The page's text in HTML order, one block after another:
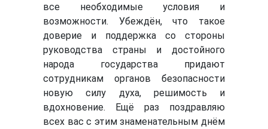
все необходимые условия и
возможности. Убеждён, что такое
доверие и поддержка со стороны
руководства страны и достойного
народа государства придают
сотрудникам органов безопасности
новую силу духа, решимость и
вдохновение. Ещё раз поздравляю
всех вас с этим знаменательным днём